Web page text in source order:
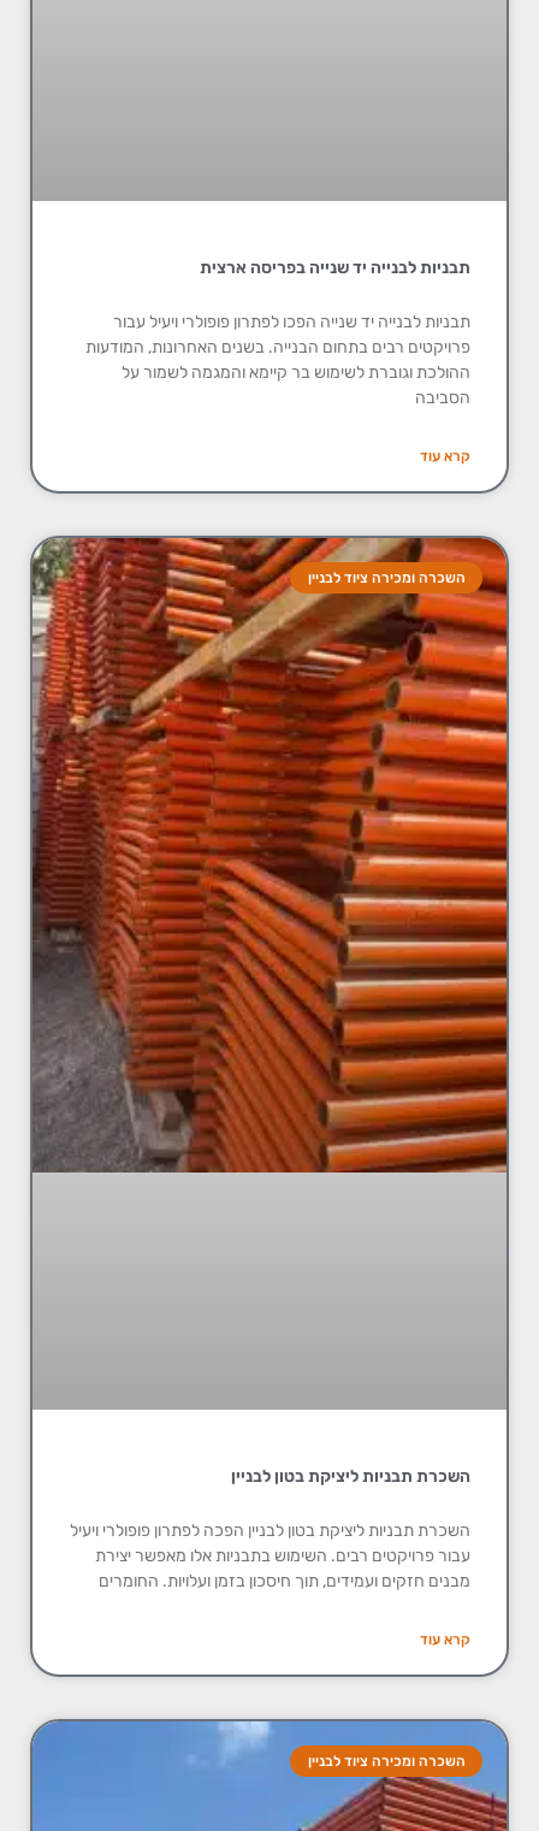
תבניות לבנייה יד שנייה בפריסה ארצית
תבניות לבנייה יד שנייה הפכו לפתרון פופולרי ויעיל עבור
פרויקטים רבים בתחום הבנייה. בשנים האחרונות, המודעות
ההולכת וגוברת לשימוש בר קיימא והמגמה לשמור על
הסביבה
קרא עוד
השכרה ומכירה ציוד לבניין
השכרת תבניות ליציקת בטון לבניין
השכרת תבניות ליציקת בטון לבניין הפכה לפתרון פופולרי ויעיל
עבור פרויקטים רבים. השימוש בתבניות אלו מאפשר יצירת
מבנים חזקים ועמידים, תוך חיסכון בזמן ועלויות. החומרים
קרא עוד
השכרה ומכירה ציוד לבניין